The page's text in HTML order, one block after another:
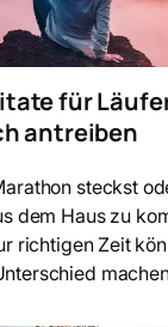
für
antreiben
steckst
dem Haus zu
richtigen Zeit